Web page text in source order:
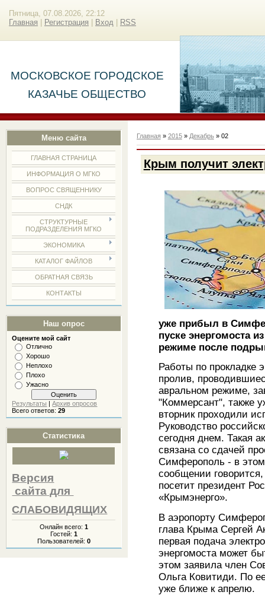
Пятница, 07.08.2026, 22:12
Главная
Регистрация Вход RSS
МОСКОВСКОЕ ГОРОДСКОЕ
КАЗАЧЬЕ ОБЩЕСТВО
Меню сайта
ГЛАВНАЯ СТРАНИЦА
ИНФОРМАЦИЯ О МГКО
ВОПРОС СВЯЩЕННИКУ
СНДК
СТРУКТУРНЫЕ
ПОДРАЗДЕЛЕНИЯ МГКО
ЭКОНОМИКА
КАТАЛОГ ФАЙЛОВ
ОБРАТНАЯ СВЯЗЬ
КОНТАКТЫ
Наш опрос
Оцените мой сайт
Отлично
Хорошо
Неплохо
Плохо
Ужасно
Результаты |Архив опросов
Всего ответов:29
Статистика
Версия
сайта для
СЛАБОВИДЯЩИХ
Онлайн всего: 1
Гостей: 1
Пользователей: 0
Главная » 2015 » Декабрь » 02
Крым получит
уже прибыл в
пуске энергомоста
режиме после
Работы по прокладке
пролив,
авральном режиме,
"Коммерсант", также
вторник проходили
Руководство
сегодня днем. Такая
связана со сдачей
Симферополь - в
сообщении
посетит президент
«Крымэнерго».
В аэропорту
глава Крыма Сергей
первая подача
энергомоста может
этом заявила член
Ольга Ковитиди. По
уже ближе к апрелю.